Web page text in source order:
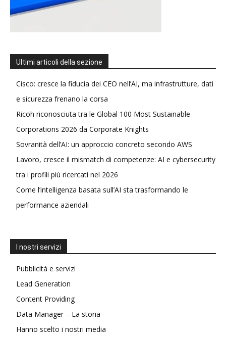
Ultimi articoli della sezione
Cisco: cresce la fiducia dei CEO nell’AI, ma infrastrutture, dati
e sicurezza frenano la corsa
Ricoh riconosciuta tra le Global 100 Most Sustainable
Corporations 2026 da Corporate Knights
Sovranità dell’AI: un approccio concreto secondo AWS
Lavoro, cresce il mismatch di competenze: AI e cybersecurity
tra i profili più ricercati nel 2026
Come l’intelligenza basata sull’AI sta trasformando le
performance aziendali
I nostri servizi
Pubblicità e servizi
Lead Generation
Content Providing
Data Manager – La storia
Hanno scelto i nostri media